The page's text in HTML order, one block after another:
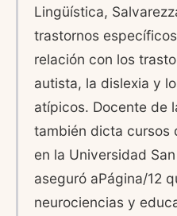
Lingüística,
trastornos
relación con los
autista, la dislexia y
atípicos. Docente de
también dicta cursos
en la Universidad
aseguró aPágina/12
neurociencias y